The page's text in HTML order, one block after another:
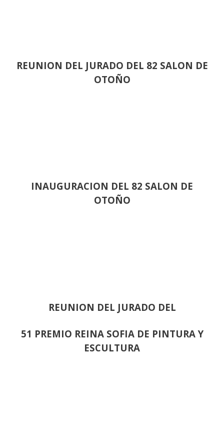
REUNION DEL JURADO DEL 82 SALON DE
OTOÑO
INAUGURACION DEL 82 SALON DE
OTOÑO
REUNION DEL JURADO DEL
51 PREMIO REINA SOFIA DE PINTURA Y
ESCULTURA